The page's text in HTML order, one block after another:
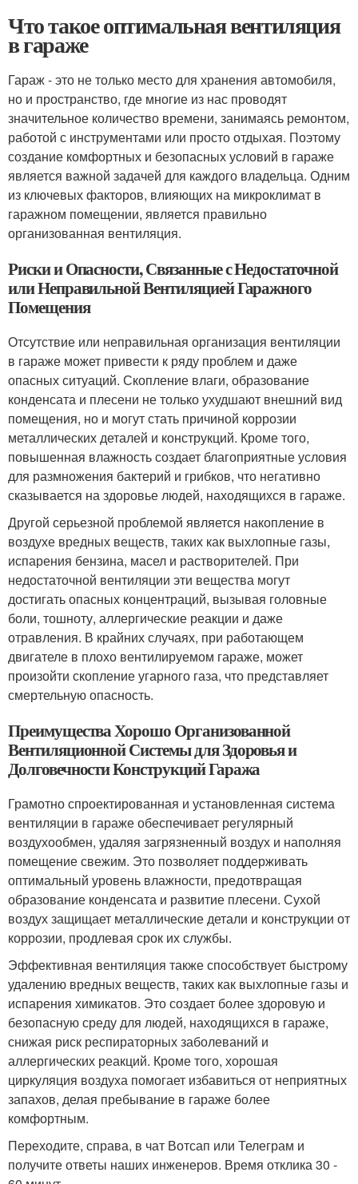
Что такое оптимальная вентиляция
в гараже
Гараж - это не только место для хранения автомобиля,
но и пространство, где многие из нас проводят
значительное количество времени, занимаясь ремонтом,
работой с инструментами или просто отдыхая. Поэтому
создание комфортных и безопасных условий в гараже
является важной задачей для каждого владельца. Одним
из ключевых факторов, влияющих на микроклимат в
гаражном помещении, является правильно
организованная вентиляция.
Риски и Опасности, Связанные с Недостаточной
или Неправильной Вентиляцией Гаражного
Помещения
Отсутствие или неправильная организация вентиляции
в гараже может привести к ряду проблем и даже
опасных ситуаций. Скопление влаги, образование
конденсата и плесени не только ухудшают внешний вид
помещения, но и могут стать причиной коррозии
металлических деталей и конструкций. Кроме того,
повышенная влажность создает благоприятные условия
для размножения бактерий и грибков, что негативно
сказывается на здоровье людей, находящихся в гараже.
Другой серьезной проблемой является накопление в
воздухе вредных веществ, таких как выхлопные газы,
испарения бензина, масел и растворителей. При
недостаточной вентиляции эти вещества могут
достигать опасных концентраций, вызывая головные
боли, тошноту, аллергические реакции и даже
отравления. В крайних случаях, при работающем
двигателе в плохо вентилируемом гараже, может
произойти скопление угарного газа, что представляет
смертельную опасность.
Преимущества Хорошо Организованной
Вентиляционной Системы для Здоровья и
Долговечности Конструкций Гаража
Грамотно спроектированная и установленная система
вентиляции в гараже обеспечивает регулярный
воздухообмен, удаляя загрязненный воздух и наполняя
помещение свежим. Это позволяет поддерживать
оптимальный уровень влажности, предотвращая
образование конденсата и развитие плесени. Сухой
воздух защищает металлические детали и конструкции от
коррозии, продлевая срок их службы.
Эффективная вентиляция также способствует быстрому
удалению вредных веществ, таких как выхлопные газы и
испарения химикатов. Это создает более здоровую и
безопасную среду для людей, находящихся в гараже,
снижая риск респираторных заболеваний и
аллергических реакций. Кроме того, хорошая
циркуляция воздуха помогает избавиться от неприятных
запахов, делая пребывание в гараже более
комфортным.
Переходите, справа, в чат Вотсап или Телеграм и
получите ответы наших инженеров. Время отклика 30 -